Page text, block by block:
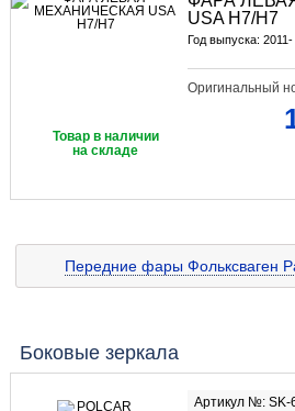
USA Н7/Н7
Год выпуска: 2011-
Оригинальный
Товар в наличии
на складе
Передние фары Фольксваген
Боковые зеркала
Артикул №: SK-